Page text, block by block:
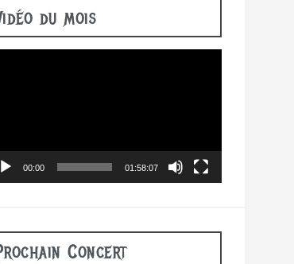
du mois
00:00 01:58:07
Concert